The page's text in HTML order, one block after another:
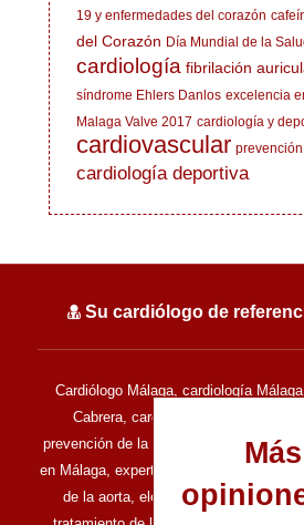
19 y enfermedades del corazón
del Corazón Día Mundial de la
cardiología fibrilación
síndrome Ehlers Danlos excelencia
Malaga Valve 2017 cardiología y
cardiovascular
cardiología deportiva
Su cardiólogo de
Cardiólogo Málaga, cardiología
Cabrera, cardiología del deporte,
prevención de la muerte súbita en el
en Málaga, experto en ecocardiografía,
de la aorta, electrocardiografía,